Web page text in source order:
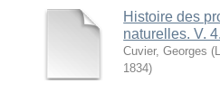
Histoire des
naturelles. V. 4.
Cuvier, Georges (
1834)